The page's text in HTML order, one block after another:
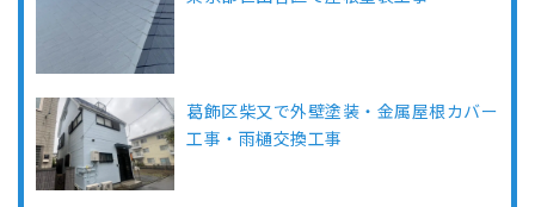
葛飾区柴又で外壁塗装・金属屋根カバー
工事・雨樋交換工事